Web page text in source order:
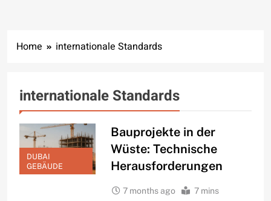
Home internationale Standards
internationale Standards
DUBAI
GEBÄUDE
Bauprojekte in der
Wüste: Technische
Herausforderungen
7 months ago 7 mins